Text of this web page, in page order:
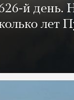
й день.
лет